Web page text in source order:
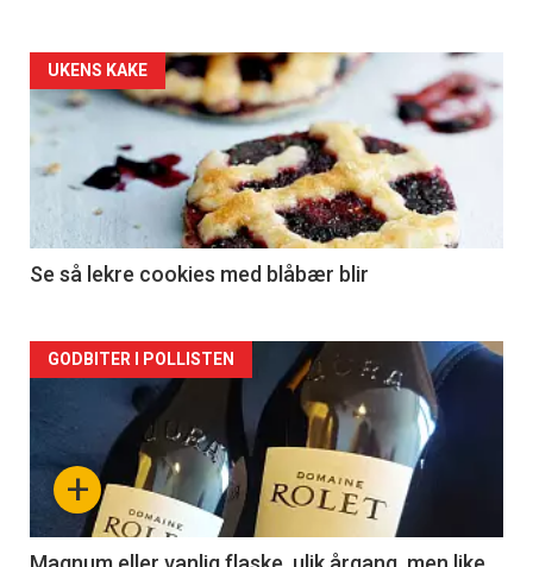
Forsiden
akkurat
nå
2
UKENS KAKE
Se så lekre cookies med blåbær blir
Forsiden
akkurat
nå+
GODBITER I POLLISTEN